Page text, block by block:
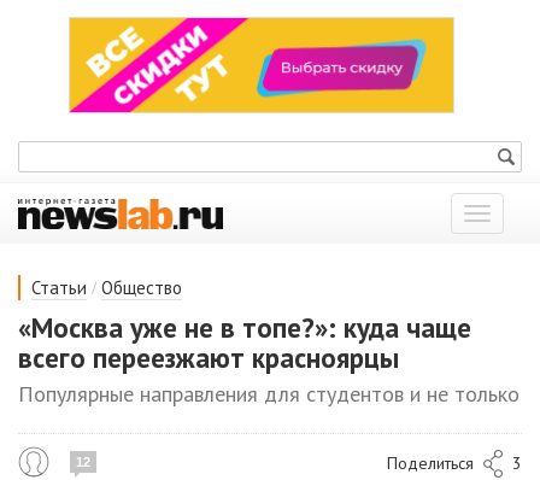
Показать
меню
Статьи / Общество
«Москва уже не в топе?»: куда чаще
всего переезжают красноярцы
Популярные направления для студентов и не только
12 Поделиться 3